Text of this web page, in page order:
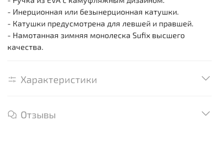
- Инерционная или безынерционная катушки.
- Катушки предусмотрена для левшей и правшей.
- Намотанная зимняя монолеска Sufix высшего
качества.
Характеристики
Отзывы